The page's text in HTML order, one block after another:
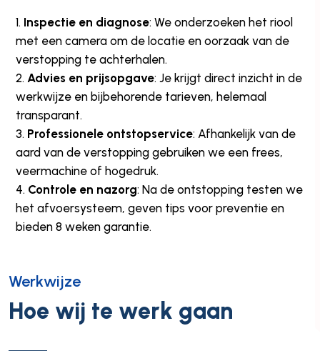
Inspectie en diagnose: We onderzoeken het riool
met een camera om de locatie en oorzaak van de
verstopping te achterhalen.
Advies en prijsopgave: Je krijgt direct inzicht in de
werkwijze en bijbehorende tarieven, helemaal
transparant.
Professionele ontstopservice: Afhankelijk van de
aard van de verstopping gebruiken we een frees,
veermachine of hogedruk.
Controle en nazorg: Na de ontstopping testen we
het afvoersysteem, geven tips voor preventie en
bieden 8 weken garantie.
Werkwijze
Hoe wij te werk gaan